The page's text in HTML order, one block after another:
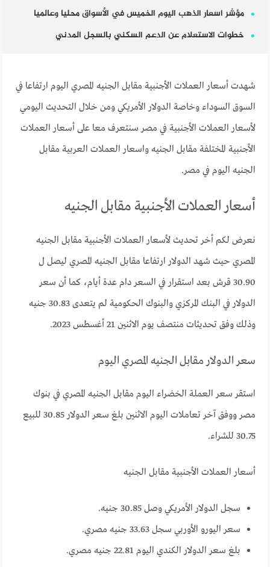
مؤشر اسعار الذهب اليوم الخميس في الأسواق محليا وعالميا
خطوات الاستعلام عن الدعم السكني بالسجل المدني
شهدت أسعار العملات الأجنبية مقابل الجنيه المصري اليوم ارتفاعا في
السوق السوداء وخاصة الدولار الأمريكي ومن خلال التحديث اليومي
لأسعار العملات الأجنبية في مصر سنتعرف معا على أسعار العملات
الأجنبية المختلفة مقابل الجنيه واسعار العملات العربية مقابل
الجنيه اليوم في مصر.
أسعار العملات الأجنبية مقابل الجنيه
نعرض لكم أخر تحديث لأسعار العملات الأجنبية مقابل الجنيه
المصري حيث شهد الدولار ارتفاعا مقابل الجنيه المصري ليصل ل
30.90 قرش بعد استقرار في السعر دام عدة أيام، كما أن سعر
الدولار في البنك المركزي والبنوك الحكومية لم يتعدى 30.83 جنيه
وذلك وفق تحديثات منتصف يوم الاثنين 21 أغسطس 2023.
سعر الدولار مقابل الجنيه المصري اليوم
استقر سعر العملة الخضراء اليوم مقابل الجنيه المصري في بنوك
مصر ووفق آخر تعاملات اليوم الاثنين بلغ سعر الدولار 30.85 للبيع
30.75 للشراء.
أسعار العملات الأجنبية مقابل الجنيه
سجل الدولار الأمريكي وصل 30.85 جنيه.
سعر اليورو الأوربي سجل 33.63 جنيه مصري.
بلغ سعر الدولار الكندي اليوم 22.81 جنيه مصري.